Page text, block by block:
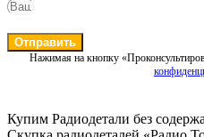
Отправить
Нажимая на кнопку
Купим Радиодетали без